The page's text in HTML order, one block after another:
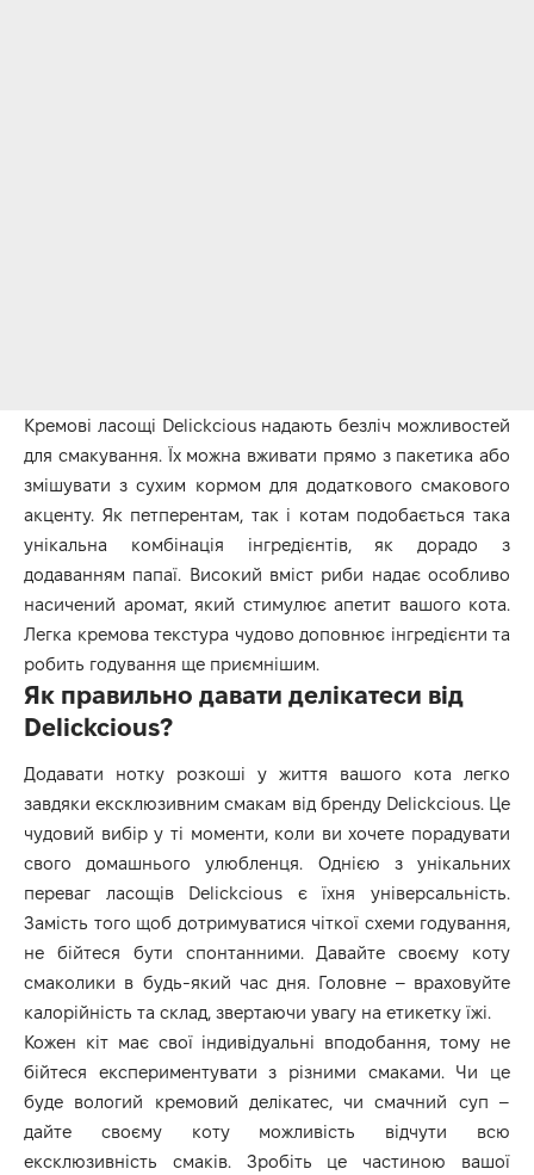
Кремові ласощі Delickcious надають безліч можливостей
для смакування. Їх можна вживати прямо з пакетика або
змішувати з сухим кормом для додаткового смакового
акценту. Як петперентам, так і котам подобається така
унікальна комбінація інгредієнтів, як дорадо з
додаванням папаї. Високий вміст риби надає особливо
насичений аромат, який стимулює апетит вашого кота.
Легка кремова текстура чудово доповнює інгредієнти та
робить годування ще приємнішим.
Як правильно давати делікатеси від
Delickcious?
Додавати нотку розкоші у життя вашого кота легко
завдяки ексклюзивним смакам від бренду Delickcious. Це
чудовий вибір у ті моменти, коли ви хочете порадувати
свого домашнього улюбленця. Однією з унікальних
переваг ласощів Delickcious є їхня універсальність.
Замість того щоб дотримуватися чіткої схеми годування,
не бійтеся бути спонтанними. Давайте своєму коту
смаколики в будь-який час дня. Головне – враховуйте
калорійність та склад, звертаючи увагу на етикетку їжі.
Кожен кіт має свої індивідуальні вподобання, тому не
бійтеся експериментувати з різними смаками. Чи це
буде вологий кремовий делікатес, чи смачний суп –
дайте своєму коту можливість відчути всю
ексклюзивність смаків. Зробіть це частиною вашої